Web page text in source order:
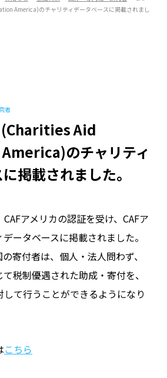
America)のチャリティデータベースに掲載されまし
者
(Charities Aid
のチャリティ
掲載されました。
アメリカの認証を受け、CAFア
ータベースに掲載されました。
寄付者は、個人・法人問わず、
税制優遇された助成・寄付を、
て行うことができるようになり
こちら